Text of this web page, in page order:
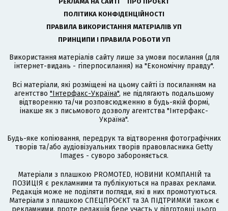
ПОЛІТИКА КОНФІДЕНЦІЙНОСТІ
ПРАВИЛА ВИКОРИСТАННЯ МАТЕРІАЛІВ УП
ПРИНЦИПИ І ПРАВИЛА РОБОТИ УП
Використання матеріалів сайту лише за умови посилання (для
інтернет-видань - гіперпосилання) на "Економічну правду".
Всі матеріали, які розміщені на цьому сайті із посиланням на
агентство "Інтерфакс-Україна", не підлягають подальшому
відтворенню та/чи розповсюдженню в будь-якій формі,
інакше як з письмового дозволу агентства "Інтерфакс-
Україна".
Будь-яке копіювання, передрук та відтворення фотографічних
творів та/або аудіовізуальних творів правовласника Getty
Images - суворо забороняється.
Матеріали з плашкою PROMOTED, НОВИНИ КОМПАНІЙ та
ПОЗИЦІЯ є рекламними та публікуються на правах реклами.
Редакція може не поділяти погляди, які в них промотуються.
Матеріали з плашкою СПЕЦПРОЄКТ та ЗА ПІДТРИМКИ також є